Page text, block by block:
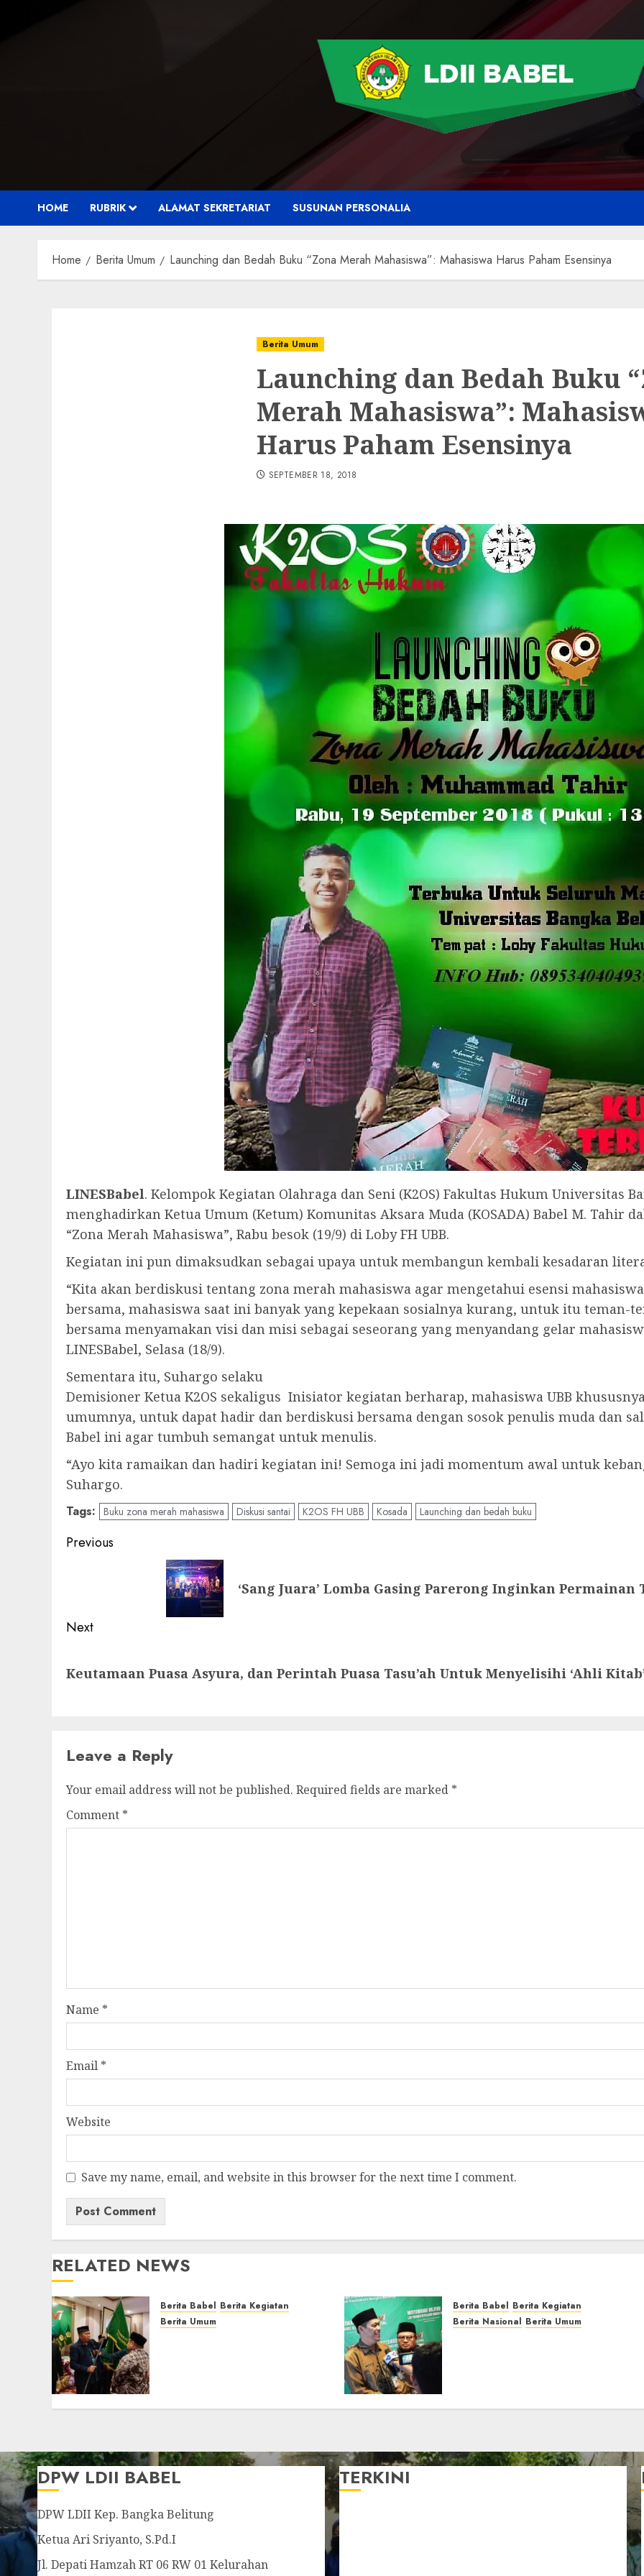
HOME RUBRIK ALAMAT SEKRETARIAT SUSUNAN PERSONALIA
Home Berita Umum Launching dan Bedah Buku “Zona Merah Mahasiswa”: Mahasiswa Harus Paham Esensinya
Berita Umum
Launching dan Bedah Buku
Merah Mahasiswa”:
Harus Paham Esensinya
SEPTEMBER 18, 2018
LINESBabel. Kelompok Kegiatan Olahraga dan Seni (K2OS) Fakultas Hukum Universitas
menghadirkan Ketua Umum (Ketum) Komunitas Aksara Muda (KOSADA) Babel M. Tahir
“Zona Merah Mahasiswa”, Rabu besok (19/9) di Loby FH UBB.
Kegiatan ini pun dimaksudkan sebagai upaya untuk membangun kembali kesadaran
“Kita akan berdiskusi tentang zona merah mahasiswa agar mengetahui esensi
bersama, mahasiswa saat ini banyak yang kepekaan sosialnya kurang, untuk itu teman-
bersama menyamakan visi dan misi sebagai seseorang yang menyandang gelar
LINESBabel, Selasa (18/9).
Sementara itu, Suhargo selaku
Demisioner Ketua K2OS sekaligus Inisiator kegiatan berharap, mahasiswa UBB
umumnya, untuk dapat hadir dan berdiskusi bersama dengan sosok penulis muda dan
Babel ini agar tumbuh semangat untuk menulis.
“Ayo kita ramaikan dan hadiri kegiatan ini! Semoga ini jadi momentum awal untuk
Suhargo.
Tags: Buku zona merah mahasiswa Diskusi santai K2OS FH UBB Kosada Launching dan bedah buku
Previous
‘Sang Juara’ Lomba Gasing Parerong Inginkan
Next
Keutamaan Puasa Asyura, dan Perintah Puasa Tasu’ah Untuk Menyelisihi ‘Ahli
Leave a Reply
Your email address will not be published. Required fields are marked *
Comment *
Name *
Email *
Website
Save my name, email, and website in this browser for the next time I comment.
RELATED NEWS
Berita Babel Berita Kegiatan
Berita Umum
Berita Babel Berita Kegiatan
Berita Nasional Berita Umum
DPW LDII BABEL
DPW LDII Kep. Bangka Belitung
Ketua Ari Sriyanto, S.Pd.I
Jl. Depati Hamzah RT 06 RW 01 Kelurahan
TERKINI
Pengurus LDII Babel Jalin Silaturahim bersama
Anggota DPD RI, Dinda Rembulan